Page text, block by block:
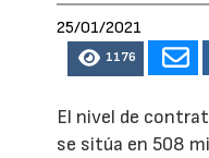
25/01/2021
1176
El nivel de
se sitúa en 508